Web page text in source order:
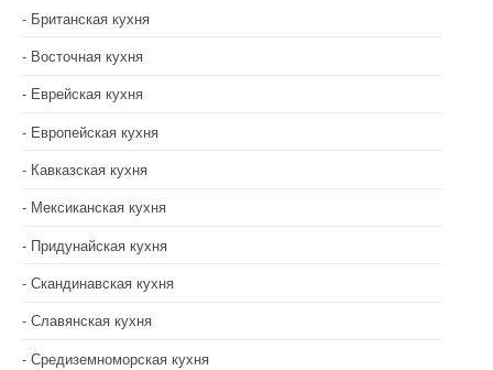
Британская кухня
Восточная кухня
Еврейская кухня
Европейская кухня
Кавказская кухня
Мексиканская кухня
Придунайская кухня
Скандинавская кухня
Славянская кухня
Средиземноморская кухня